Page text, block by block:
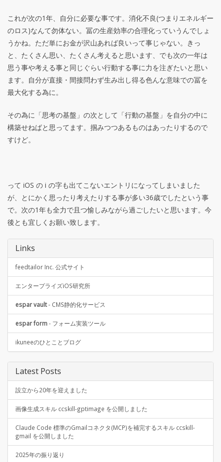
これが次の1年、自分に必要な事です。消化不良(つまりエネルギー
のロス)なんて勿体ない。冨の生産効率の合理化っていうんでしょ
うかね。ただ単にお金が沢山あれば良いって事じゃない。きっ
と、たくさん思い、たくさん考えると思います、でも次の一年は
思う事や考える事と同じぐらい行動する事に力を注ぎたいと思い
ます。自分が直接・間接問わず生み出し得る色んな意味での冨を
最大化する為に。
その為に「思考の基盤」の次として「行動の基盤」を自分の中に
構築せねばと思ってます。掴みつつあるものはあったりするので
すけど。
って iOS の i の字も出てこないエントリになってしまいました
が、とにかく思ったり考えたりする事が多い36歳でしたという事
で。次の1年も全力で且つ愉しみながら過ごしたいと思います。今
後とも宜しくお願い致します。
Links
feedtailor Inc. 公式サイト
エンタープライズiOS研究所
espar vault- CMS静的化サービス
espar form- フォーム実装ツール
ikuneeのひとことブログ
Latest Posts
設立から20年を迎えました
画像生成スキル ccskill-gptimage を公開しました
Claude Code 標準のGmailコネクタ(MCP)を補完するスキル ccskill-
gmail を公開しました
2025年の振り返り